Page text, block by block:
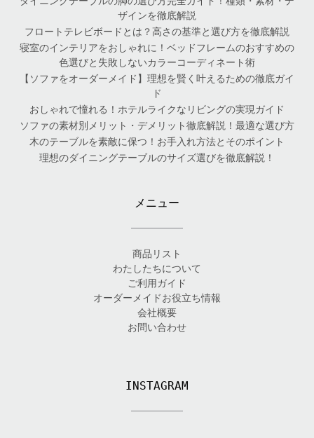
ザインを徹底解説
フロートテレビボードとは？高さの基準と選び方を徹底解説
寝室のインテリアをおしゃれに！ベッドフレームのおすすめの
色選びと失敗しないカラーコーディネート術
【ソファをオーダーメイド】理想を賢く叶えるための徹底ガイ
ド
おしゃれで憧れる！ホテルライクなリビングの実現ガイド
ソファの素材別メリット・デメリット徹底解説！最適な選び方
木のテーブルを素敵に保つ！お手入れ方法とそのポイント
理想のダイニングテーブルのサイズ選びを徹底解説！
メニュー
商品リスト
わたしたちについて
ご利用ガイド
オーダーメイドお役立ち情報
会社概要
お問い合わせ
INSTAGRAM